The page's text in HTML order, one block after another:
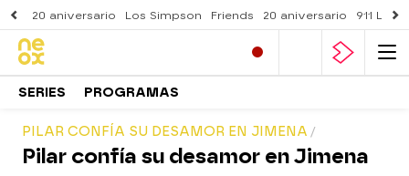
20 aniversario Los Simpson Friends 20 aniversario 911
SERIES PROGRAMAS
PILAR CONFÍA SU DESAMOR EN JIMENA
Pilar confía su desamor en Jimena